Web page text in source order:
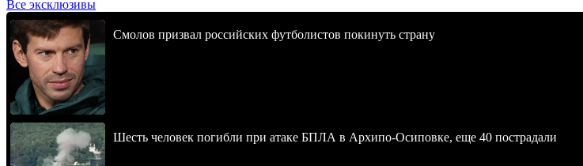
Все эксклюзивы
Смолов призвал российских футболистов покинуть страну
Шесть человек погибли при атаке БПЛА в Архипо-Осиповке, еще 40 пострадали